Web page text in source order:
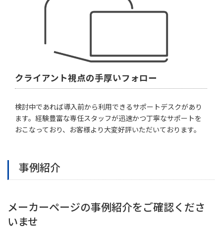
クライアント視点の手厚いフォロー
検討中であれば導入前から利用できるサポートデスクがあり
ます。経験豊富な専任スタッフが迅速かつ丁寧なサポートを
おこなっており、お客様より大変好評いただいております。
事例紹介
メーカーページの事例紹介をご確認くださ
いませ